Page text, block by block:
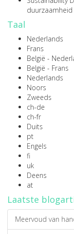
duurzaamheid
Taal
Nederlands
Frans
België -
België - Frans
Nederlands
Noors
Zweeds
ch-de
ch-fr
Duits
pt
Engels
fi
uk
Deens
at
Laatste
Meervoud van